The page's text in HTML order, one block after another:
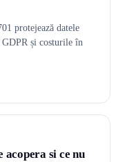
protejează datele
GDPR și costurile în
acopera si ce nu